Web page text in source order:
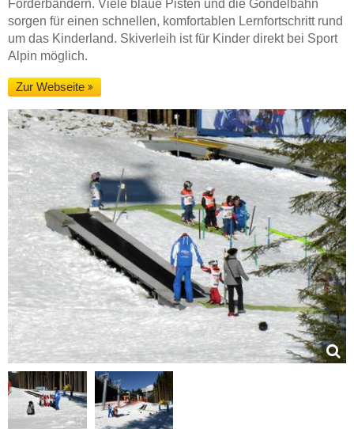
Förderbändern. Viele blaue Pisten und die Gondelbahn
sorgen für einen schnellen, komfortablen Lernfortschritt rund
um das Kinderland. Skiverleih ist für Kinder direkt bei Sport
Alpin möglich.
Zur Webseite